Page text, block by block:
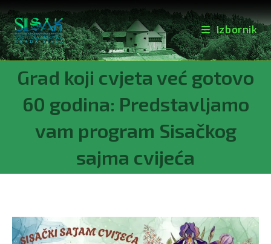
sadržaj
Izbornik
Grad koji cvjeta već gotovo
60 godina: Predstavljamo
vam program Sisačkog
sajma cvijeća